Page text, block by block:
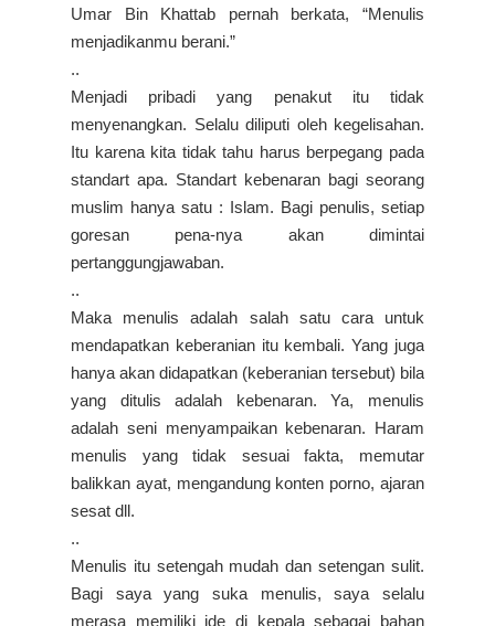
Umar Bin Khattab pernah berkata, “Menulis
menjadikanmu berani.”
..
Menjadi pribadi yang penakut itu tidak
menyenangkan. Selalu diliputi oleh kegelisahan.
Itu karena kita tidak tahu harus berpegang pada
standart apa. Standart kebenaran bagi seorang
muslim hanya satu : Islam. Bagi penulis, setiap
goresan pena-nya akan dimintai
pertanggungjawaban.
..
Maka menulis adalah salah satu cara untuk
mendapatkan keberanian itu kembali. Yang juga
hanya akan didapatkan (keberanian tersebut) bila
yang ditulis adalah kebenaran. Ya, menulis
adalah seni menyampaikan kebenaran. Haram
menulis yang tidak sesuai fakta, memutar
balikkan ayat, mengandung konten porno, ajaran
sesat dll.
..
Menulis itu setengah mudah dan setengan sulit.
Bagi saya yang suka menulis, saya selalu
merasa memiliki ide di kepala sebagai bahan